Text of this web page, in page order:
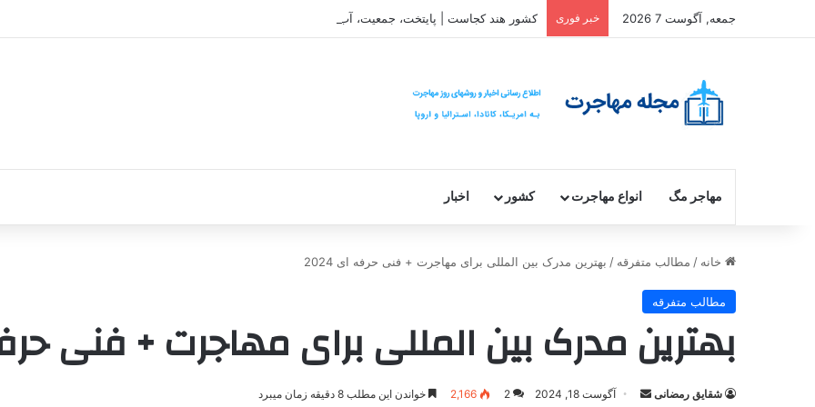
جمعه, آگوست 7 2026 خبر فوری کشور هند کجاست | پایتخت، جمعیت، آب و هوا و فرهنگ
مهاجر مگ انواع مهاجرت کشور اخبار
خانه / مطالب متفرقه / بهترین مدرک بین المللی برای مهاجرت + فنی حرفه ای 2024
مطالب متفرقه
بهترین مدرک بین المللی برای مهاجرت + فنی حرفه
شقایق رمضانی
ارسالآگوست 18, 2024 2
2,166 خواندن این مطلب 8 دقیقه زمان میبرد